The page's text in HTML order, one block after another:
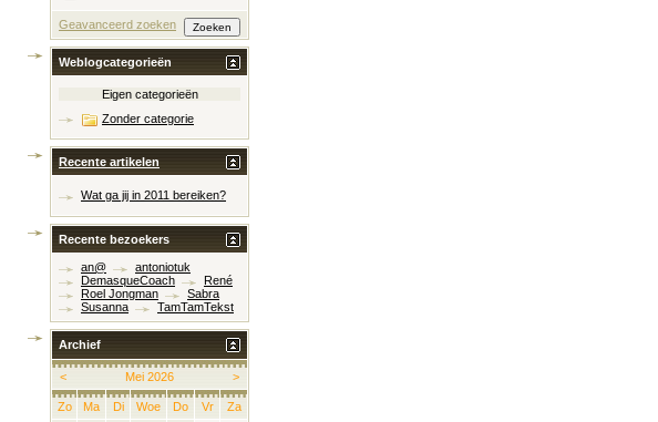
Geavanceerd zoeken
Weblogcategorieën
Eigen categorieën
Zonder categorie
Recente artikelen
Wat ga jij in 2011 bereiken?
Recente bezoekers
an@
antoniotuk
DemasqueCoach
René
Roel Jongman
Sabra
Susanna
TamTamTekst
Archief
< >
Mei 2026
Zo Ma Di Woe Do Vr Za